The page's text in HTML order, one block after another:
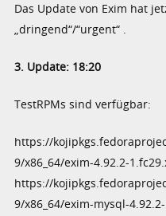
Das Update von Exim hat
„dringend“/“urgent“ .
3. Update: 18:20
TestRPMs sind verfügbar:
https://
9/x86_64/exim-4.92.2-
https://
9/x86_64/exim-mysql-